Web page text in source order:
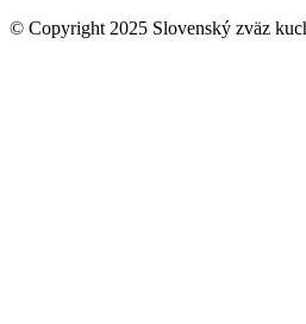
© Copyright 2025 Slovenský zväz